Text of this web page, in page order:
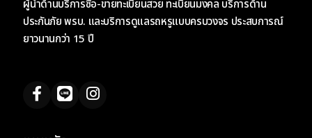
ผู้นำด้านบริการซื้อ-ขายทะเบียนสวย ทะเบียนมงคล บริการด้าน
ประกันภัย พรบ. และบริการดูแลรถหรูแบบครบวงจร ประสบการณ์
ยาวนานกว่า 15 ปี